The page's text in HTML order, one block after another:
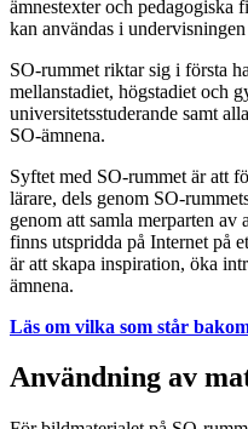
ämnestexter och pedagogiska
kan användas i
SO-rummet riktar sig i första
mellanstadiet, högstadiet och
universitetsstuderande samt
SO-ämnena.
Syftet med SO-rummet är att
lärare, dels genom SO-
genom att samla merparten
finns utspridda på Internet på
är att skapa inspiration, öka
ämnena.
Läs om vilka som står
Användning av